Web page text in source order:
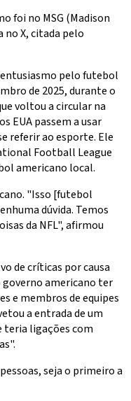
foi no MSG (Madison
no X, citada pelo
pelo futebol
de 2025, durante o
voltou a circular na
EUA passem a usar
referir ao esporte. Ele
Football League
americano local.
"Isso [futebol
dúvida. Temos
da NFL", afirmou
de críticas por causa
governo americano ter
e membros de equipes
a entrada de um
teria ligações com
seja o primeiro a